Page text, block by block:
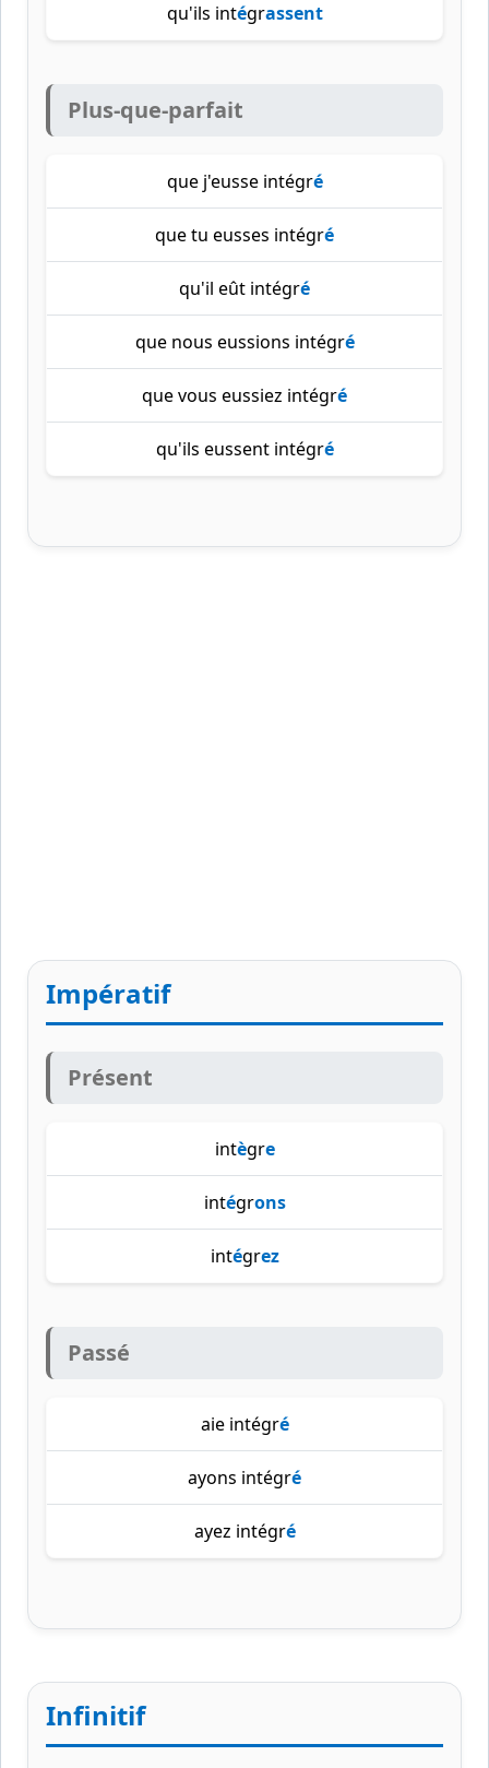
qu'ils intégrassent
Plus-que-parfait
que j'eusse intégré
que tu eusses intégré
qu'il eût intégré
que nous eussions intégré
que vous eussiez intégré
qu'ils eussent intégré
Impératif
Présent
intègre
intégrons
intégrez
Passé
aie intégré
ayons intégré
ayez intégré
Infinitif